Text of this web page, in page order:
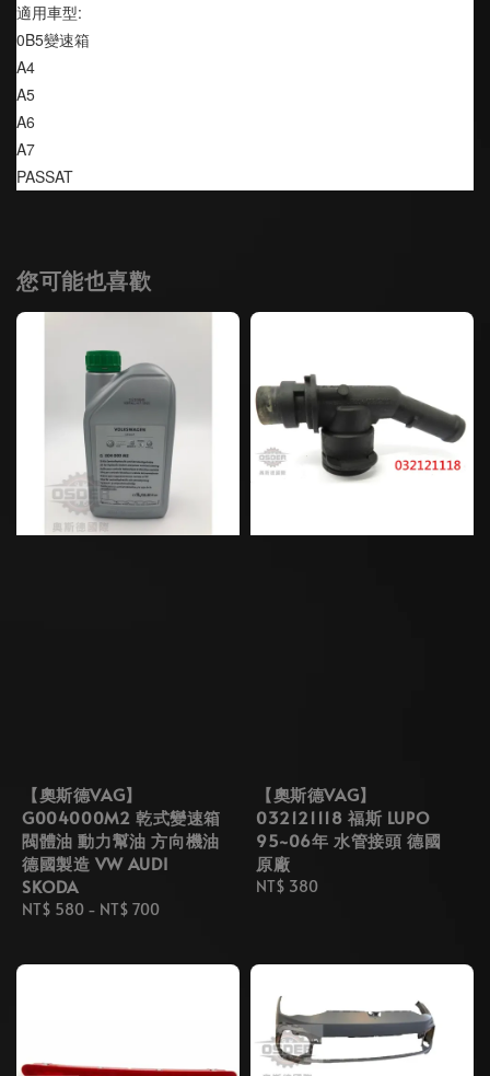
適用車型:
0B5變速箱
A4
A5
A6
A7
PASSAT
您可能也喜歡
【奧斯德VAG】
G004000M2 乾式變速箱
閥體油 動力幫油 方向機油
德國製造 VW AUDI
SKODA
Regular
NT$ 580 - NT$ 700
【奧斯德VAG】
032121118 福斯 LUPO
95~06年 水管接頭 德國
原廠
Regular
NT$ 380